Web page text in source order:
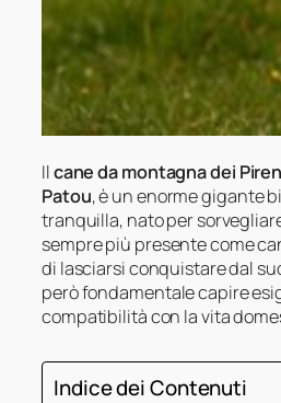
Ilcane da montagna dei
Patou, è un enorme gigante
tranquilla, nato per
sempre più presente come
di lasciarsi conquistare dal
però fondamentale capire
compatibilità con la vita
Indice dei Contenuti